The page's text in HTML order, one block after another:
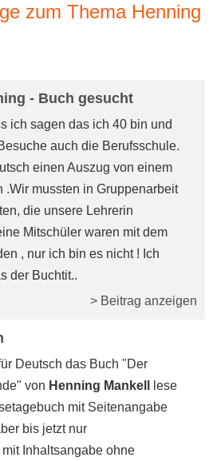
zum Thema Henning
- Buch gesucht
ich sagen das ich 40 bin und
auch die Berufsschule.
einen Auszug von einem
.Wir mussten in Gruppenarbeit
die unsere Lehrerin
Mitschüler waren mit dem
, nur ich bin es nicht ! Ich
der Buchtit..
> Beitrag anzeigen
Deutsch das Buch "Der
von Henning Mankell
lese
mit Seitenangabe
bis jetzt nur
Inhaltsangabe ohne